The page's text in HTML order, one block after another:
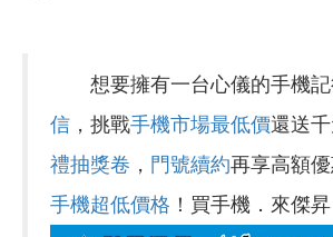
想要擁有一台心儀的手機記
信 ，挑戰手機市場最低價還送
禮抽獎卷 ， 門號續約再享高額
手機超低價格 ！買手機．來傑